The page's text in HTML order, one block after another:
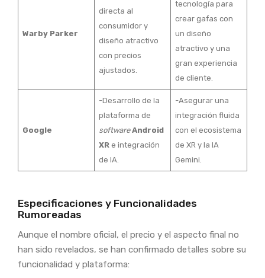
Warby Parker
directa al
consumidor y
diseño atractivo
con precios
ajustados.
tecnología para
crear gafas con
un diseño
atractivo y una
gran experiencia
de cliente.
Google
-Desarrollo de la
plataforma de
software Android
XRe integración
de IA.
-Asegurar una
integración fluida
con el ecosistema
de XR y la IA
Gemini.
Especificaciones y Funcionalidades
Rumoreadas
Aunque el nombre oficial, el precio y el aspecto final no
han sido revelados, se han confirmado detalles sobre su
funcionalidad y plataforma: